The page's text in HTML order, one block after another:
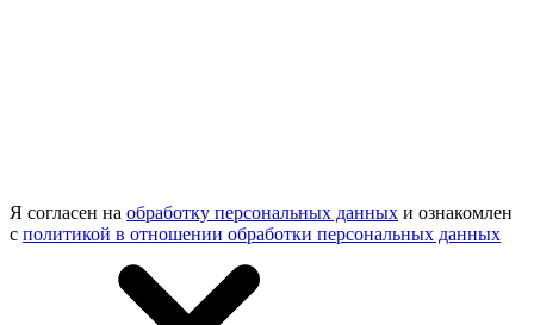
Я согласен на обработку персональных данных и ознакомлен
с политикой в отношении обработки персональных данных